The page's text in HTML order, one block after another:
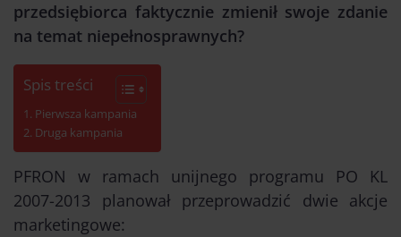
przedsiębiorca faktycznie zmienił swoje zdanie
na temat niepełnosprawnych?
Spis treści
Pierwsza kampania
Druga kampania
PFRON w ramach unijnego programu PO KL
2007-2013 planował przeprowadzić dwie akcje
marketingowe: